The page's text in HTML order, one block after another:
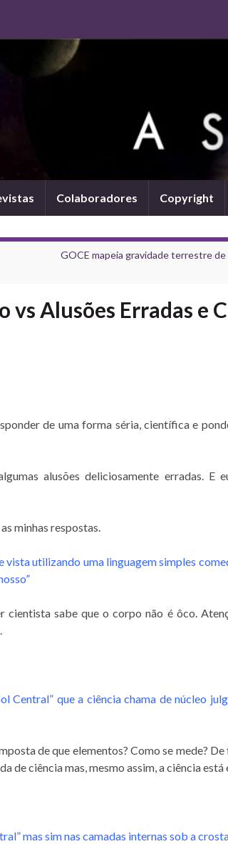
Colaboradores Copyright
GOCE mapeia gravidade terrestre
Alusões Erradas e
de uma forma séria, científica e
alusões deliciosamente erradas. E
minhas respostas.
utilizando uma linguagem simples
cientista sabe que o corpo não é ôco.
Central” que a ciência chama de núcleo
de que elementos? Como se mede?
de ciência mas, mesmo assim, a ciência está
mas sim nas camadas internas sob a